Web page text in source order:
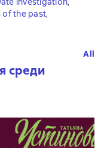
of the past,
среди
All